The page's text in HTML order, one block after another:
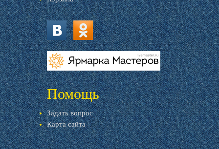
vk.com ok.ru
livemaster.ru
Помощь
Задать вопрос
Карта сайта